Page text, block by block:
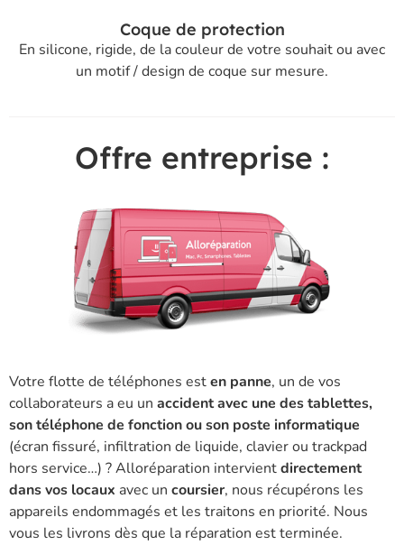
Coque de protection
En silicone, rigide, de la couleur de votre souhait ou avec
un motif / design de coque sur mesure.
Offre entreprise :
Votre flotte de téléphones esten panne, un de vos
collaborateurs a eu un accident avec une des tablettes,
son téléphone de fonction ou son poste informatique
(écran fissuré, infiltration de liquide, clavier ou trackpad
hors service…) ? Alloréparation intervientdirectement
dans vos locaux avec un coursier, nous récupérons les
appareils endommagés et les traitons en priorité. Nous
vous les livrons dès que la réparation est terminée.